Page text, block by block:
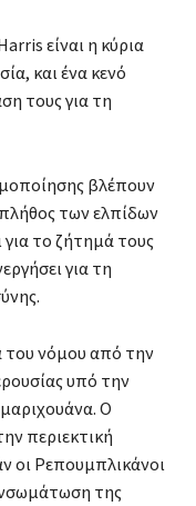
είναι η κύρια
και ένα κενό
τους για τη
βλέπουν
των ελπίδων
για το ζήτημά τους
για τη
του νόμου από την
υπό την
Ο
περιεκτική
οι Ρεπουμπλικάνοι
της